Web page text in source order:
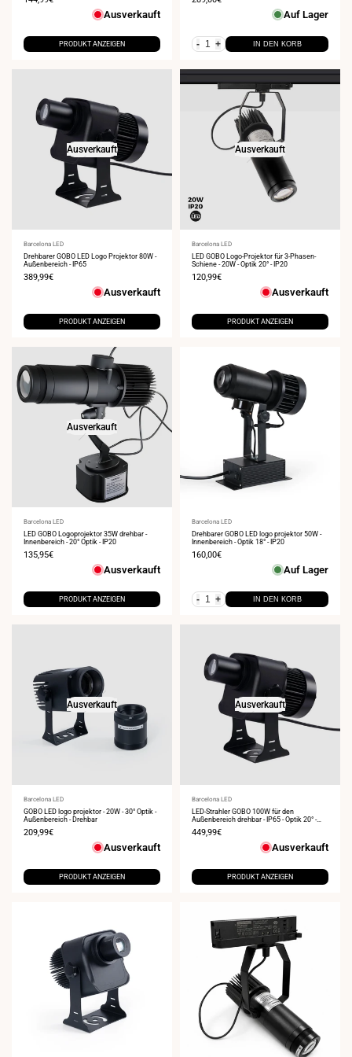
Ausverkauft
PRODUKT ANZEIGEN
Auf Lager
- + IN DEN KORB
Ausverkauft
Anbieter:
Barcelona LED
Drehbarer GOBO LED Logo Projektor 80W -
Außenbereich - IP65
Verkaufspreis
389,99€
Ausverkauft
PRODUKT ANZEIGEN
Ausverkauft
Anbieter:
Barcelona LED
LED GOBO Logo-Projektor für 3-Phasen-
Schiene - 20W - Optik 20° - IP20
Verkaufspreis
120,99€
Ausverkauft
PRODUKT ANZEIGEN
Ausverkauft
Anbieter:
Barcelona LED
LED GOBO Logoprojektor 35W drehbar -
Innenbereich - 20° Optik - IP20
Verkaufspreis
135,95€
Ausverkauft
PRODUKT ANZEIGEN
Anbieter:
Barcelona LED
Drehbarer GOBO LED logo projektor 50W -
Innenbereich - Optik 18° - IP20
Verkaufspreis
160,00€
Auf Lager
- + IN DEN KORB
Ausverkauft
Anbieter:
Barcelona LED
GOBO LED logo projektor - 20W - 30° Optik -
Außenbereich - Drehbar
Verkaufspreis
209,99€
Ausverkauft
PRODUKT ANZEIGEN
Ausverkauft
Anbieter:
Barcelona LED
LED-Strahler GOBO 100W für den
Außenbereich drehbar - IP65 - Optik 20° -
Verkaufspreis
449,99€
Ausverkauft
PRODUKT ANZEIGEN